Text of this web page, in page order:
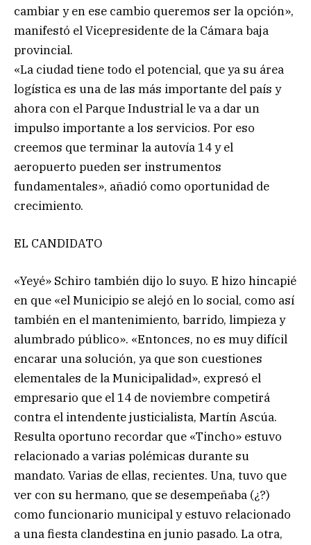
cambiar y en ese cambio queremos ser la opción»,
manifestó el Vicepresidente de la Cámara baja
provincial.
«La ciudad tiene todo el potencial, que ya su área
logística es una de las más importante del país y
ahora con el Parque Industrial le va a dar un
impulso importante a los servicios. Por eso
creemos que terminar la autovía 14 y el
aeropuerto pueden ser instrumentos
fundamentales», añadió como oportunidad de
crecimiento.
EL CANDIDATO
«Yeyé» Schiro también dijo lo suyo. E hizo hincapié
en que «el Municipio se alejó en lo social, como así
también en el mantenimiento, barrido, limpieza y
alumbrado público». «Entonces, no es muy difícil
encarar una solución, ya que son cuestiones
elementales de la Municipalidad», expresó el
empresario que el 14 de noviembre competirá
contra el intendente justicialista, Martín Ascúa.
Resulta oportuno recordar que «Tincho» estuvo
relacionado a varias polémicas durante su
mandato. Varias de ellas, recientes. Una, tuvo que
ver con su hermano, que se desempeñaba (¿?)
como funcionario municipal y estuvo relacionado
a una fiesta clandestina en junio pasado. La otra,